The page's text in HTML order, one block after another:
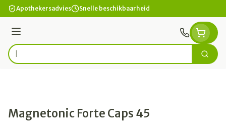
Ga naar de inhoud
Apothekersadvies Snelle beschikbaarheid
Menu
Product, merk, categorie... Zoek
Magnetonic Forte Caps 45